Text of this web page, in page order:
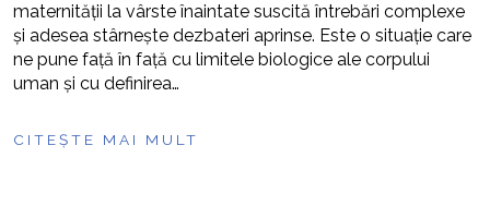
maternității la vârste înaintate suscită întrebări complexe
și adesea stârnește dezbateri aprinse. Este o situație care
ne pune față în față cu limitele biologice ale corpului
uman și cu definirea…
CITEȘTE MAI MULT